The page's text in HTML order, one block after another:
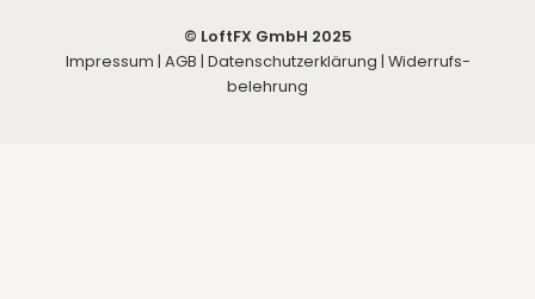
© LoftFX GmbH 2025
Impressum | AGB | Datenschutzerklärung | Widerrufs­
belehrung